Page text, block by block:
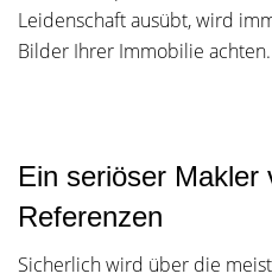
Leidenschaft ausübt, wird
Bilder Ihrer Immobilie achten.
Ein seriöser Makler
Referenzen
Sicherlich wird über die